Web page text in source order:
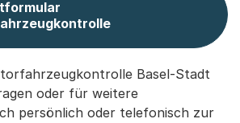
Basel-Stadt
oder für weitere
persönlich oder telefonisch zur